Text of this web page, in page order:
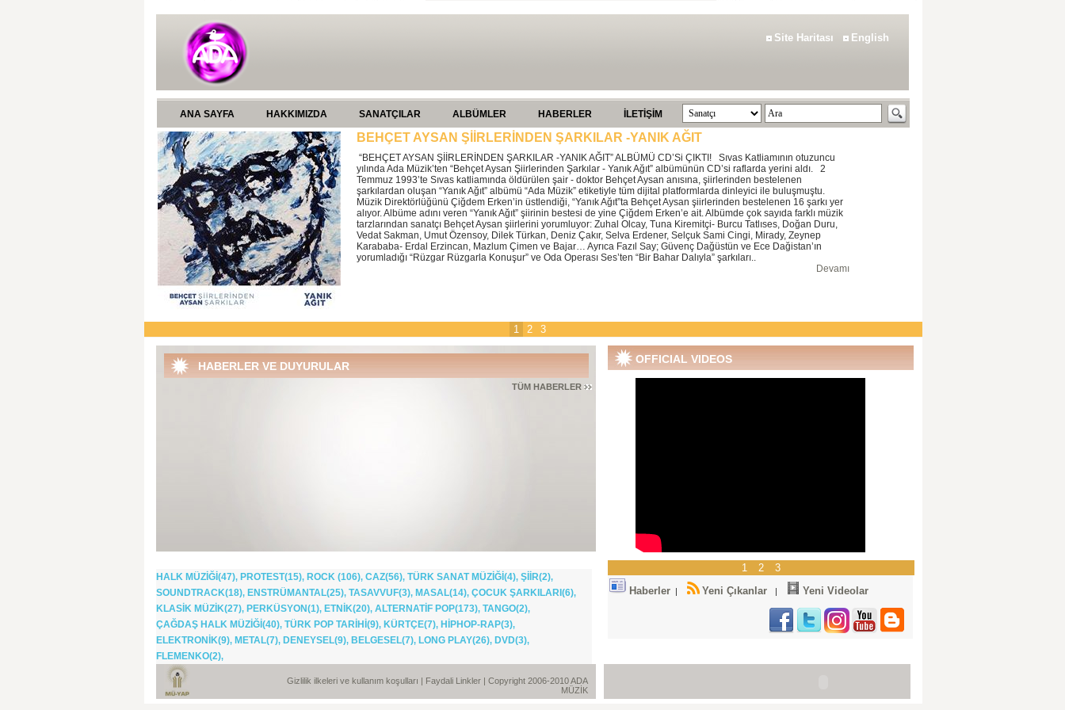
Site Haritası English
ANA SAYFA HAKKIMIZDA SANATÇILAR ALBÜMLER HABERLER İLETİŞİM
BEHÇET AYSAN ŞİİRLERİNDEN ŞARKILAR -YANIK AĞIT
“BEHÇET AYSAN ŞİİRLERİNDEN ŞARKILAR -YANIK AĞIT” ALBÜMÜ CD’Si ÇIKTI! Sıvas Katliamının otuzuncu
yılında Ada Müzik’ten “Behçet Aysan Şiirlerinden Şarkılar - Yanık Ağıt” albümünün CD’si raflarda yerini aldı. 2
Temmuz 1993’te Sıvas katliamında öldürülen şair - doktor Behçet Aysan anısına, şiirlerinden bestelenen
şarkılardan oluşan “Yanık Ağıt” albümü “Ada Müzik” etiketiyle tüm dijital platformlarda dinleyici ile buluşmuştu.
Müzik Direktörlüğünü Çiğdem Erken’in üstlendiği, “Yanık Ağıt”ta Behçet Aysan şiirlerinden bestelenen 16 şarkı yer
alıyor. Albüme adını veren “Yanık Ağıt” şiirinin bestesi de yine Çiğdem Erken’e ait. Albümde çok sayıda farklı müzik
tarzlarından sanatçı Behçet Aysan şiirlerini yorumluyor: Zuhal Olcay, Tuna Kiremitçi- Burcu Tatlıses, Doğan Duru,
Vedat Sakman, Umut Özensoy, Dilek Türkan, Deniz Çakır, Selva Erdener, Selçuk Sami Cingi, Mirady, Zeynep
Karababa- Erdal Erzincan, Mazlum Çimen ve Bajar… Ayrıca Fazıl Say; Güvenç Dağüstün ve Ece Dağistan’ın
yorumladığı “Rüzgar Rüzgarla Konuşur” ve Oda Operası Ses’ten “Bir Bahar Dalıyla” şarkıları..
Devamı
1 2 3
HABERLER VE DUYURULAR
TÜM HABERLER
HALK MÜZİĞİ(47), PROTEST(15), ROCK (106), CAZ(56), TÜRK SANAT MÜZİĞİ(4), ŞİİR(2),
SOUNDTRACK(18), ENSTRÜMANTAL(25), TASAVVUF(3), MASAL(14), ÇOCUK ŞARKILARI(6),
KLASİK MÜZİK(27), PERKÜSYON(1), ETNİK(20), ALTERNATİF POP(173), TANGO(2),
ÇAĞDAŞ HALK MÜZİĞİ(40), TÜRK POP TARİHİ(9), KÜRTÇE(7), HİPHOP-RAP(3),
ELEKTRONİK(9), METAL(7), DENEYSEL(9), BELGESEL(7), LONG PLAY(26), DVD(3),
FLEMENKO(2),
OFFICIAL VIDEOS
1 2
3
Haberler | Yeni Çıkanlar | Yeni Videolar
Gizlilik ilkeleri ve kullanım koşulları | Faydali Linkler | Copyright 2006-2010 ADA
MÜZİK